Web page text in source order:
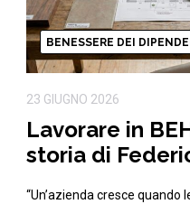
23 GIUGNO 2026
Lavorare in
storia di
“Un’azienda cresce quando